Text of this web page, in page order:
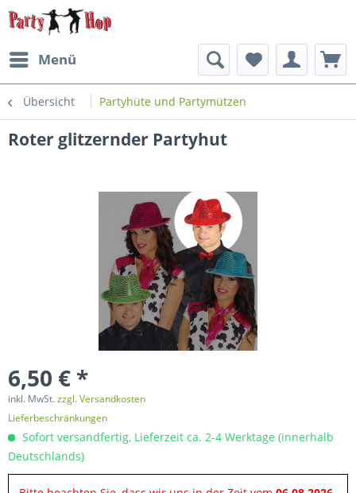
Menü
Übersicht Partyhüte und Partymützen
Roter glitzernder Partyhut
6,50 € *
inkl. MwSt.zzgl. Versandkosten
Lieferbeschränkungen
Sofort versandfertig, Lieferzeit ca. 2-4 Werktage (innerhalb
Deutschlands)